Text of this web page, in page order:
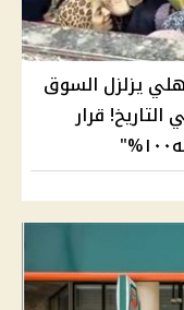
يزلزل السوق
قرار